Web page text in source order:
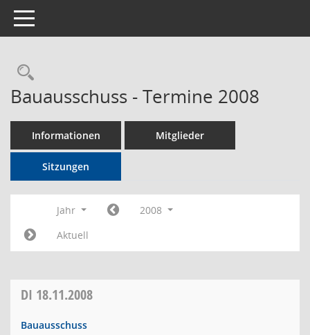
Toggle navigation
Rechercheauswahl
Bauausschuss - Termine 2008
Informationen Mitglieder
Sitzungen
Jahr
2008
Aktuell
DI 18.11.2008
Bauausschuss